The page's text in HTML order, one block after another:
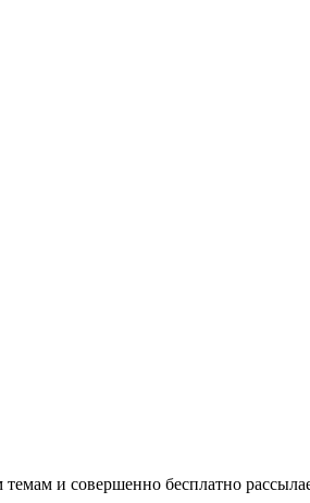
и совершенно бесплатно